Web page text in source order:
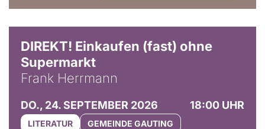
DIREKT! Einkaufen (fast) ohne
Supermarkt
Frank Herrmann
DO., 24. SEPTEMBER 2026 18:00 UHR
LITERATUR GEMEINDE GAUTING